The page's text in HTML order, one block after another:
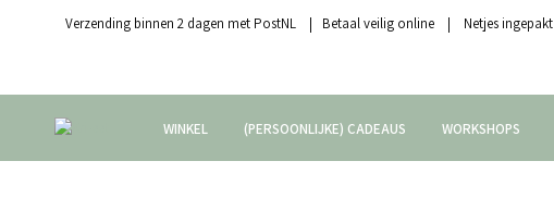
Verzending binnen 2 dagen met PostNL | Betaal veilig online | Netjes ingepakt
WINKEL (PERSOONLIJKE) CADEAUS WORKSHOPS